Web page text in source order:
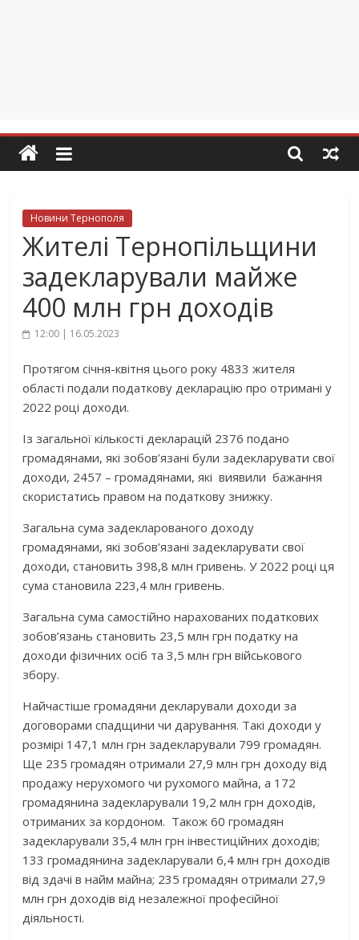
Новини Тернополя
Жителі Тернопільщини
задекларували майже
400 млн грн доходів
12:00 | 16.05.2023
Протягом січня-квітня цього року 4833 жителя
області подали податкову декларацію про отримані у
2022 році доходи.
Із загальної кількості декларацій 2376 подано
громадянами, які зобов’язані були задекларувати свої
доходи, 2457 – громадянами, які виявили бажання
скористатись правом на податкову знижку.
Загальна сума задекларованого доходу
громадянами, які зобов’язані задекларувати свої
доходи, становить 398,8 млн гривень. У 2022 році ця
сума становила 223,4 млн гривень.
Загальна сума самостійно нарахованих податкових
зобов’язань становить 23,5 млн грн податку на
доходи фізичних осіб та 3,5 млн грн військового
збору.
Найчастіше громадяни декларували доходи за
договорами спадщини чи дарування. Такі доходи у
розмірі 147,1 млн грн задекларували 799 громадян.
Ще 235 громадян отримали 27,9 млн грн доходу від
продажу нерухомого чи рухомого майна, а 172
громадянина задекларували 19,2 млн грн доходів,
отриманих за кордоном. Також 60 громадян
задекларували 35,4 млн грн інвестиційних доходів;
133 громадянина задекларували 6,4 млн грн доходів
від здачі в найм майна; 235 громадян отримали 27,9
млн грн доходів від незалежної професійної
діяльності.